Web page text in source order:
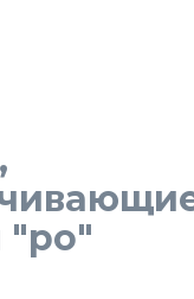
"ро"